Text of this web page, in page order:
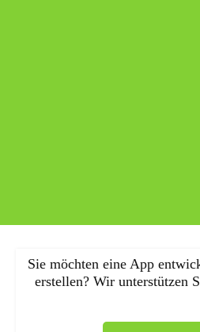
Sie möchten eine App
erstellen? Wir unterstützen